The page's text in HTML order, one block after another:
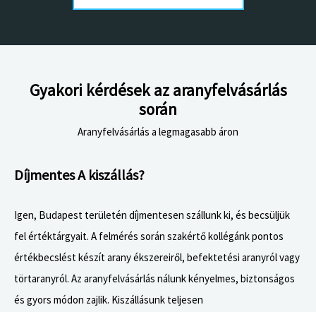
Gyakori kérdések az aranyfelvásárlás
során
Aranyfelvásárlás a legmagasabb áron
Díjmentes A kiszállás?
Igen, Budapest területén díjmentesen szállunk ki, és becsüljük
fel értéktárgyait. A felmérés során szakértő kollégánk pontos
értékbecslést készít arany ékszereiről, befektetési aranyról vagy
törtaranyról. Az aranyfelvásárlás nálunk kényelmes, biztonságos
és gyors módon zajlik. Kiszállásunk teljesen